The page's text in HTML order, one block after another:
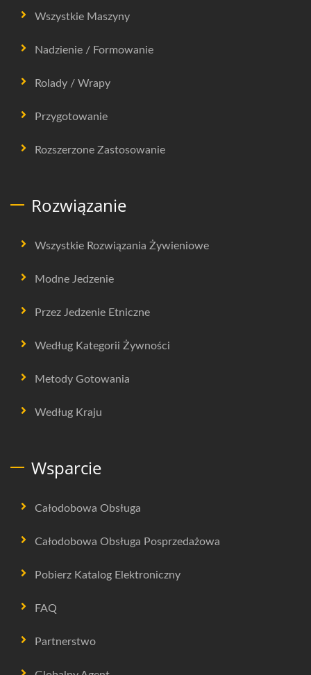
Wszystkie Maszyny
Nadzienie / Formowanie
Rolady / Wrapy
Przygotowanie
Rozszerzone Zastosowanie
Rozwiązanie
Wszystkie Rozwiązania Żywieniowe
Modne Jedzenie
Przez Jedzenie Etniczne
Według Kategorii Żywności
Metody Gotowania
Według Kraju
Wsparcie
Całodobowa Obsługa
Całodobowa Obsługa Posprzedażowa
Pobierz Katalog Elektroniczny
FAQ
Partnerstwo